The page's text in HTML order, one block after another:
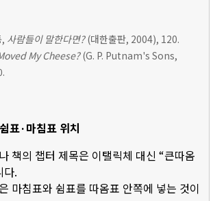
사람들이 말한다면?(대한출판, 2004), 120.
My Cheese?(G. P. Putnam's Sons,
표·마침표 위치
책의 챕터 제목은 이탤릭체 대신 “큰따옴
다.
마침표와 쉼표를 따옴표 안쪽에 넣는 것이